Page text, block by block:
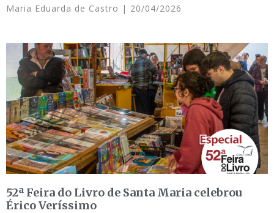
Maria Eduarda de Castro 20/04/2026
52ª Feira do Livro de Santa Maria celebrou
Érico Veríssimo